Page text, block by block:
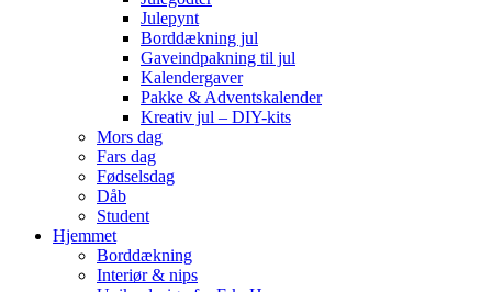
Julepynt
Borddækning jul
Gaveindpakning til jul
Kalendergaver
Pakke & Adventskalender
Kreativ jul – DIY-kits
Mors dag
Fars dag
Fødselsdag
Dåb
Student
Hjemmet
Borddækning
Interiør & nips